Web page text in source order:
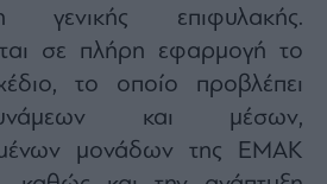
γενικής επιφυλακής.
σε πλήρη εφαρμογή το
το οποίο προβλέπει
και μέσων,
μονάδων της ΕΜΑΚ